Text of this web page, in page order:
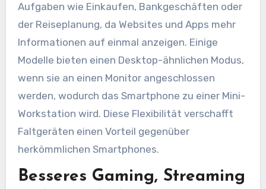
Aufgaben wie Einkaufen, Bankgeschäften oder
der Reiseplanung, da Websites und Apps mehr
Informationen auf einmal anzeigen. Einige
Modelle bieten einen Desktop-ähnlichen Modus,
wenn sie an einen Monitor angeschlossen
werden, wodurch das Smartphone zu einer Mini-
Workstation wird. Diese Flexibilität verschafft
Faltgeräten einen Vorteil gegenüber
herkömmlichen Smartphones.
Besseres Gaming, Streaming